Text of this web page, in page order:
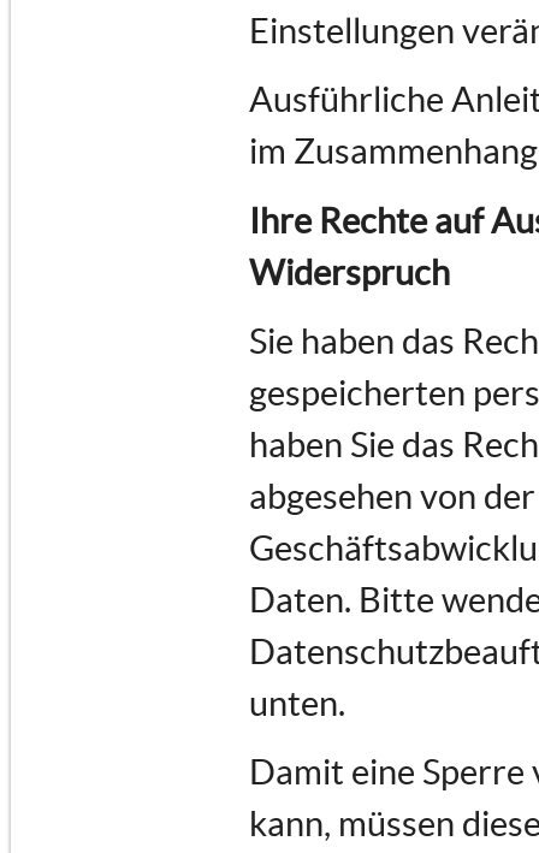
Einstellungen
Ausführliche
im
Ihre Rechte auf
Widerspruch
Sie haben das
gespeicherten
haben Sie das
abgesehen von
Daten. Bitte
unten.
Damit eine
kann, müssen